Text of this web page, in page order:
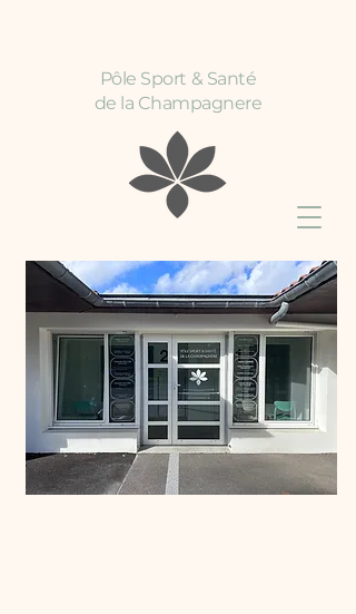
Pôle Sport & Santé
de la Champagnere